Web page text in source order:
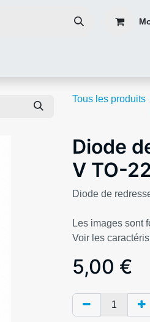
Tous les produits
Diode
V TO-
Diode de
Les images sont
Voir les
5,00 €